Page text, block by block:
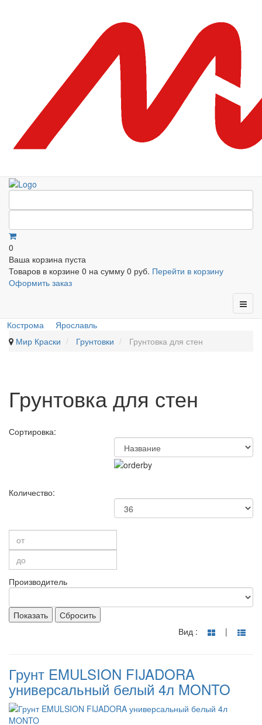
0
Ваша корзина пуста
Товаров в корзине 0 на сумму 0 руб. Перейти в корзину
Оформить заказ
Кострома
Ярославль
Мир Краски
Грунтовки Грунтовка для стен
Грунтовка для стен
Сортировка:
Количество:
Производитель
Показать
Сбросить
Вид :
|
Грунт EMULSION FIJADORA
универсальный белый 4л MONTO